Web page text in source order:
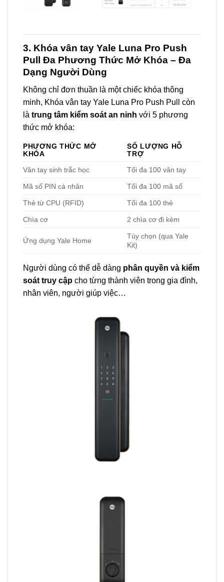
3. Khóa vân tay Yale Luna Pro Push
Pull Đa Phương Thức Mở Khóa – Đa
Dạng Người Dùng
Không chỉ đơn thuần là một chiếc khóa thông
minh, Khóa vân tay Yale Luna Pro Push Pull còn
là trung tâm kiểm soát an ninh với 5 phương
thức mở khóa:
PHƯƠNG THỨC MỞ
KHÓA
SỐ LƯỢNG HỖ
TRỢ
Vân tay sinh trắc học
Tối đa 100 vân tay
Mã số PIN cá nhân Tối đa 100 mã số
Thẻ từ CPU (RFID) Tối đa 100 thẻ
Chìa cơ 2 chìa cơ đi kèm
Ứng dụng Yale Home
Tùy chọn (qua Yale
Kit)
Người dùng có thể dễ dàng phân quyền và kiểm
soát truy cập cho từng thành viên trong gia đình,
nhân viên, người giúp việc…